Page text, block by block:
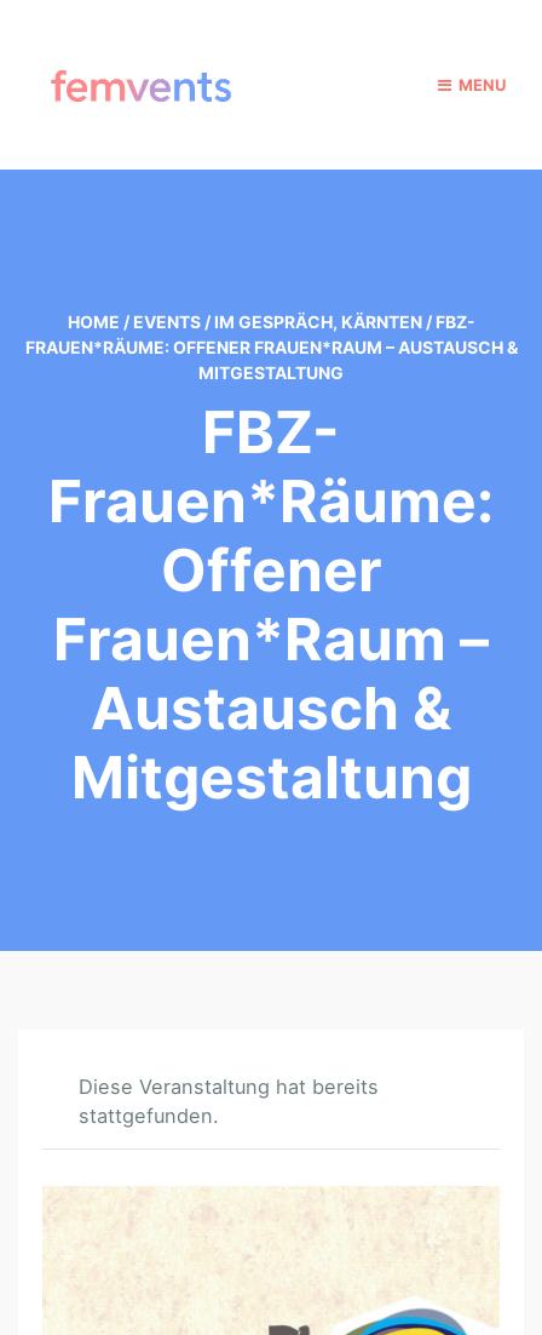
MENU
HOME / EVENTS / IM GESPRÄCH, KÄRNTEN / FBZ-
FRAUEN*RÄUME: OFFENER FRAUEN*RAUM – AUSTAUSCH &
MITGESTALTUNG
FBZ-
Frauen*räume:
Offener
Frauen*raum –
Austausch &
Mitgestaltung
Diese Veranstaltung hat bereits
stattgefunden.
F
Z
-